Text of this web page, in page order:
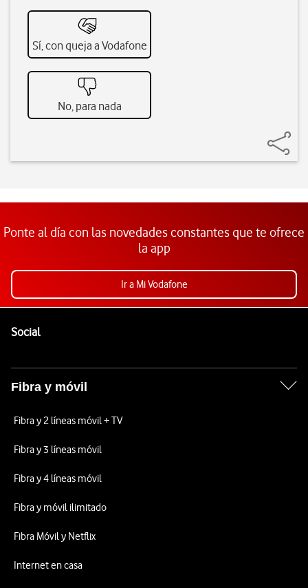
Sí, con queja a Vodafone
No, para nada
Ponte al día con las novedades constantes que te ofrece
la app
Ir a Mi Vodafone
SocialEnlaces a las redes sociales de Vodafone
Fibra y móvil
Fibra y 2 líneas móvil + TV
Fibra y 3 líneas móvil
Fibra y 4 líneas móvil
Fibra y móvil ilimitado
Fibra Móvil y Netflix
Internet en casa